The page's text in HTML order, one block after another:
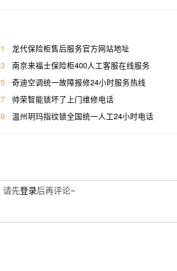
1 龙代保险柜售后服务官方网站地址
3
南京来福士保险柜400人工客服在线服务
5
奇迪空调统一故障报修24小时服务热线
7
帅荣智能锁坏了上门维修电话
9
温州玥玛指纹锁全国统一人工24小时电话
请先登录后再评论~